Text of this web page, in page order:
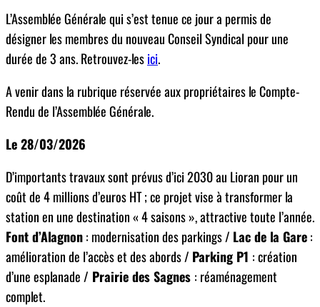
L’Assemblée Générale qui s’est tenue ce jour a permis de
désigner les membres du nouveau Conseil Syndical pour une
durée de 3 ans. Retrouvez-lesici.
A venir dans la rubrique réservée aux propriétaires le Compte-
Rendu de l’Assemblée Générale.
Le 28/03/2026
D’importants travaux sont prévus d’ici 2030 au Lioran pour un
coût de 4 millions d’euros HT ; ce projet vise à transformer la
station en une destination « 4 saisons », attractive toute l’année.
Font d’Alagnon: modernisation des parkings / Lac de la Gare:
amélioration de l’accès et des abords / Parking P1 : création
d’une esplanade / Prairie des Sagnes : réaménagement
complet.